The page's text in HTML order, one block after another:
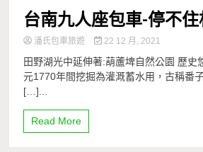
台南九人座包車-停不
潘氏包車旅遊 22 12 月, 2021
田野湖光中延伸著:葫蘆埤自然公園 歷史
元1770年間挖掘為灌溉蓄水用，古稱番
[…]...
Read More